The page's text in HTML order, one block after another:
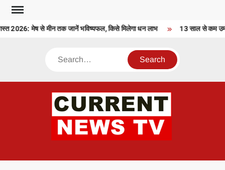
Skip
contentमेष से मीन तक जानें भविष्यफल, किसे मिलेगा धन लाभ 13 साल से कम
Search